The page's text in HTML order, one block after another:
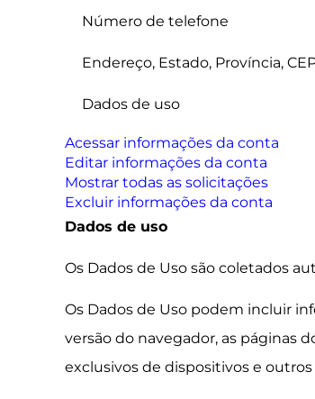
Número de telefone
Endereço, Estado, Província,
Dados de uso
Acessar informações da conta
Editar informações da conta
Mostrar todas as solicitações
Excluir informações da conta
Dados de uso
Os Dados de Uso são coletados
Os Dados de Uso podem incluir
versão do navegador, as páginas
exclusivos de dispositivos e